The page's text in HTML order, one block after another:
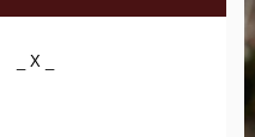
_ X _